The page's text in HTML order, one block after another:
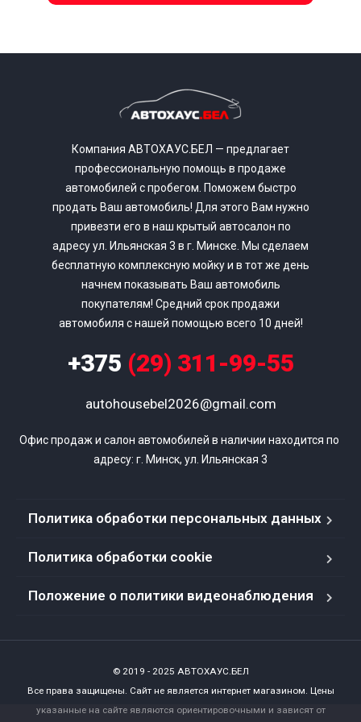
Компания АВТОХАУС.БЕЛ — предлагает
профессиональную помощь в продаже
автомобилей с пробегом. Поможем быстро
продать Ваш автомобиль! Для этого Вам нужно
привезти его в наш крытый автосалон по
адресу ул. Ильянская 3 в г. Минске. Мы сделаем
бесплатную комплексную мойку и в тот же день
начнем показывать Ваш автомобиль
покупателям! Средний срок продажи
автомобиля с нашей помощью всего 10 дней!
+375 (29) 311-99-55
autohousebel2026@gmail.com
Офис продаж и салон автомобилей в наличии находится по
адресу: г. Минск, ул. Ильянская 3
Политика обработки персональных данных
Политика обработки cookie
Положение о политики видеонаблюдения
© 2019 - 2025 АВТОХАУС.БЕЛ
Все права защищены. Сайт не является интернет магазином. Цены
указанные на сайте являются ориентировочными и зависят от